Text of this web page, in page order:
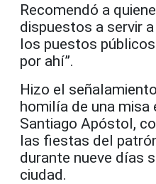
Recomendó a
dispuestos a servir
los puestos
por ahí”.
Hizo el
homilía de una misa
Santiago Apóstol,
las fiestas del
durante nueve días
ciudad.